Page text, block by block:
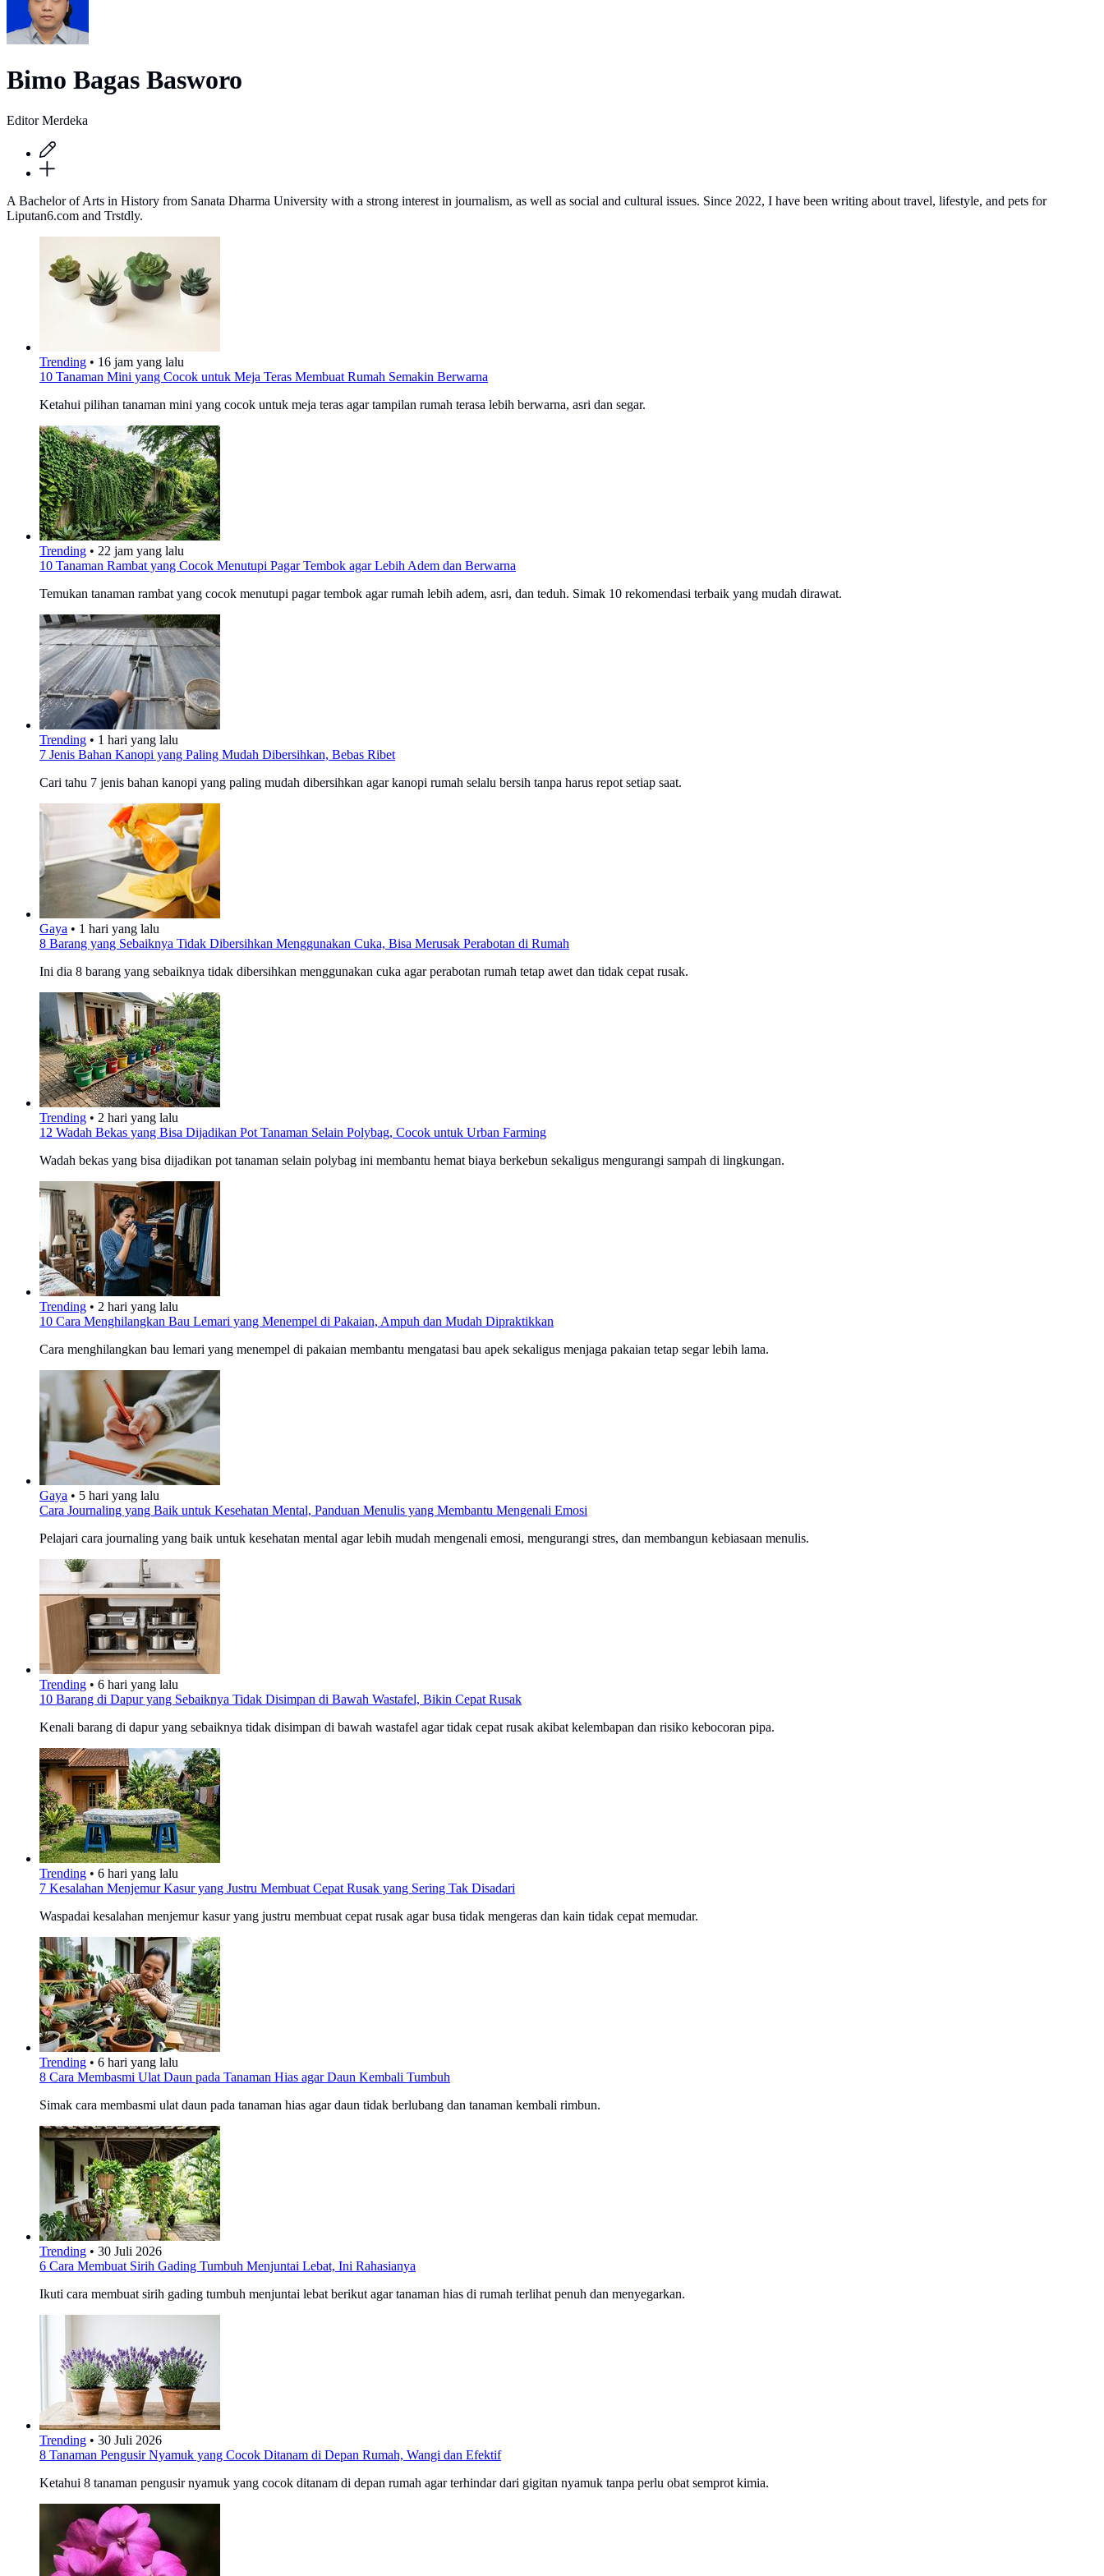
Bimo Bagas Basworo
Editor Merdeka
A Bachelor of Arts in History from Sanata Dharma University with a strong interest in journalism, as well as social and cultural issues. Since 2022, I have been writing about travel, lifestyle, and pets for
Liputan6.com and Trstdly.
Trending • 16 jam yang lalu
10 Tanaman Mini yang Cocok untuk Meja Teras Membuat Rumah Semakin Berwarna
Ketahui pilihan tanaman mini yang cocok untuk meja teras agar tampilan rumah terasa lebih berwarna, asri dan segar.
Trending • 22 jam yang lalu
10 Tanaman Rambat yang Cocok Menutupi Pagar Tembok agar Lebih Adem dan Berwarna
Temukan tanaman rambat yang cocok menutupi pagar tembok agar rumah lebih adem, asri, dan teduh. Simak 10 rekomendasi terbaik yang mudah dirawat.
Trending • 1 hari yang lalu
7 Jenis Bahan Kanopi yang Paling Mudah Dibersihkan, Bebas Ribet
Cari tahu 7 jenis bahan kanopi yang paling mudah dibersihkan agar kanopi rumah selalu bersih tanpa harus repot setiap saat.
Gaya • 1 hari yang lalu
8 Barang yang Sebaiknya Tidak Dibersihkan Menggunakan Cuka, Bisa Merusak Perabotan di Rumah
Ini dia 8 barang yang sebaiknya tidak dibersihkan menggunakan cuka agar perabotan rumah tetap awet dan tidak cepat rusak.
Trending • 2 hari yang lalu
12 Wadah Bekas yang Bisa Dijadikan Pot Tanaman Selain Polybag, Cocok untuk Urban Farming
Wadah bekas yang bisa dijadikan pot tanaman selain polybag ini membantu hemat biaya berkebun sekaligus mengurangi sampah di lingkungan.
Trending • 2 hari yang lalu
10 Cara Menghilangkan Bau Lemari yang Menempel di Pakaian, Ampuh dan Mudah Dipraktikkan
Cara menghilangkan bau lemari yang menempel di pakaian membantu mengatasi bau apek sekaligus menjaga pakaian tetap segar lebih lama.
Gaya • 5 hari yang lalu
Cara Journaling yang Baik untuk Kesehatan Mental, Panduan Menulis yang Membantu Mengenali Emosi
Pelajari cara journaling yang baik untuk kesehatan mental agar lebih mudah mengenali emosi, mengurangi stres, dan membangun kebiasaan menulis.
Trending • 6 hari yang lalu
10 Barang di Dapur yang Sebaiknya Tidak Disimpan di Bawah Wastafel, Bikin Cepat Rusak
Kenali barang di dapur yang sebaiknya tidak disimpan di bawah wastafel agar tidak cepat rusak akibat kelembapan dan risiko kebocoran pipa.
Trending • 6 hari yang lalu
7 Kesalahan Menjemur Kasur yang Justru Membuat Cepat Rusak yang Sering Tak Disadari
Waspadai kesalahan menjemur kasur yang justru membuat cepat rusak agar busa tidak mengeras dan kain tidak cepat memudar.
Trending • 6 hari yang lalu
8 Cara Membasmi Ulat Daun pada Tanaman Hias agar Daun Kembali Tumbuh
Simak cara membasmi ulat daun pada tanaman hias agar daun tidak berlubang dan tanaman kembali rimbun.
Trending • 30 Juli 2026
6 Cara Membuat Sirih Gading Tumbuh Menjuntai Lebat, Ini Rahasianya
Ikuti cara membuat sirih gading tumbuh menjuntai lebat berikut agar tanaman hias di rumah terlihat penuh dan menyegarkan.
Trending • 30 Juli 2026
8 Tanaman Pengusir Nyamuk yang Cocok Ditanam di Depan Rumah, Wangi dan Efektif
Ketahui 8 tanaman pengusir nyamuk yang cocok ditanam di depan rumah agar terhindar dari gigitan nyamuk tanpa perlu obat semprot kimia.